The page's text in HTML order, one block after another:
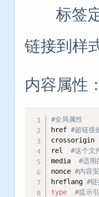
标签定
链接到样
内容属性：
#全局属性
href #超链接
rel #这个
media #适用
nonce #内容
hreflang #链
type
#提示